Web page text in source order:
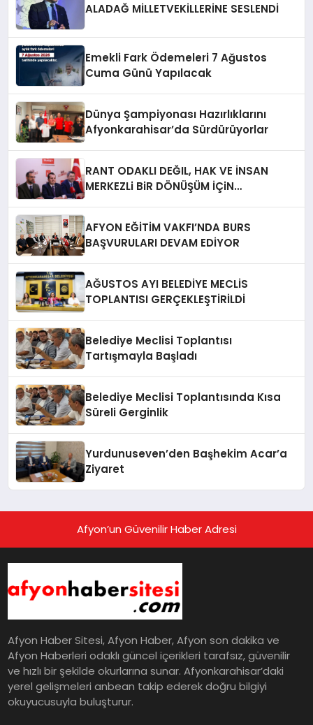
ALADAĞ MİLLETVEKİLLERİNE SESLENDİ
Emekli Fark Ödemeleri 7 Ağustos
Cuma Günü Yapılacak
Dünya Şampiyonası Hazırlıklarını
Afyonkarahisar’da Sürdürüyorlar
RANT ODAKLI DEĞIL, HAK VE İNSAN
MERKEZLi BiR DÖNÜŞÜM İÇiN
AFYON EĞİTİM VAKFI’NDA BURS
BAŞVURULARI DEVAM EDİYOR
AĞUSTOS AYI BELEDİYE MECLİS
TOPLANTISI GERÇEKLEŞTİRİLDİ
Belediye Meclisi Toplantısı
Tartışmayla Başladı
Belediye Meclisi Toplantısında Kısa
Süreli Gerginlik
Yurdunuseven’den Başhekim Acar’a
Ziyaret
Afyon’un Güvenilir Haber Adresi
Afyon Haber Sitesi, Afyon Haber, Afyon son dakika ve
Afyon Haberleri odaklı güncel içerikleri tarafsız, güvenilir
ve hızlı bir şekilde okurlarına sunar. Afyonkarahisar’daki
yerel gelişmeleri anbean takip ederek doğru bilgiyi
okuyucusuyla buluşturur.